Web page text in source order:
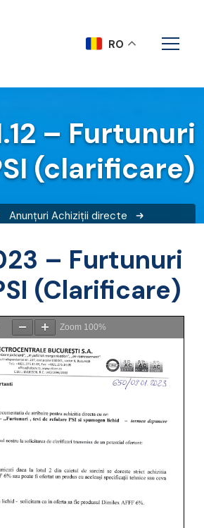
– Furtunuri
(clarificare)
Anunțuri Achiziții directe
– Furtunuri
(Clarificare)
Zoom 100%
RO